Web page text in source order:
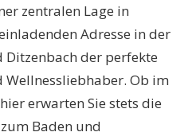
zentralen Lage in
Adresse in der
der perfekte
Ob im
erwarten Sie stets die
Baden und